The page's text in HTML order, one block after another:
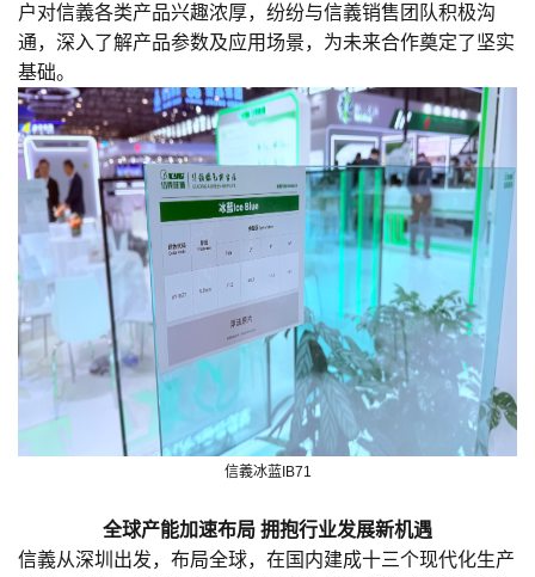
户对信義各类产品兴趣浓厚，纷纷与信義销售团队积极沟
通，深入了解产品参数及应用场景，为未来合作奠定了坚实
基础。
信義冰蓝IB71
全球产能加速布局 拥抱行业发展新机遇
信義从深圳出发，布局全球，在国内建成十三个现代化生产